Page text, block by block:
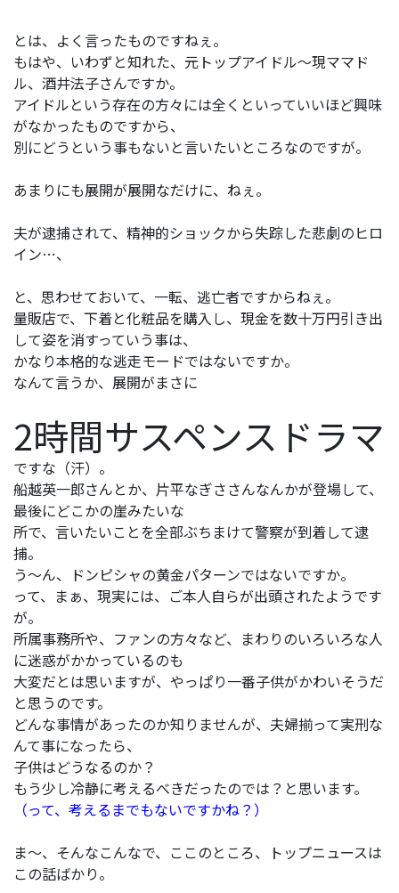
とは、よく言ったものですねぇ。
もはや、いわずと知れた、元トップアイドル～現ママド
ル、酒井法子さんですか。
アイドルという存在の方々には全くといっていいほど興味
がなかったものですから、
別にどうという事もないと言いたいところなのですが。
あまりにも展開が展開なだけに、ねぇ。
夫が逮捕されて、精神的ショックから失踪した悲劇のヒロ
イン…、
と、思わせておいて、一転、逃亡者ですからねぇ。
量販店で、下着と化粧品を購入し、現金を数十万円引き出
して姿を消すっていう事は、
かなり本格的な逃走モードではないですか。
なんて言うか、展開がまさに
2時間サスペンスドラマ
ですな（汗）。
船越英一郎さんとか、片平なぎささんなんかが登場して、
最後にどこかの崖みたいな
所で、言いたいことを全部ぶちまけて警察が到着して逮
捕。
う～ん、ドンピシャの黄金パターンではないですか。
って、まぁ、現実には、ご本人自らが出頭されたようです
が。
所属事務所や、ファンの方々など、まわりのいろいろな人
に迷惑がかかっているのも
大変だとは思いますが、やっぱり一番子供がかわいそうだ
と思うのです。
どんな事情があったのか知りませんが、夫婦揃って実刑な
んて事になったら、
子供はどうなるのか？
もう少し冷静に考えるべきだったのでは？と思います。
（って、考えるまでもないですかね？）
ま～、そんなこんなで、ここのところ、トップニュースは
この話ばかり。